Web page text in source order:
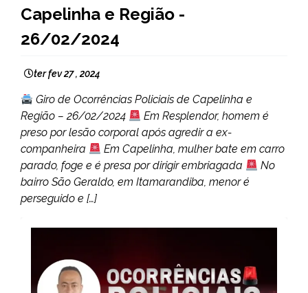
GERAIS
NOTÍCIAS
Capelinha e Região -
26/02/2024
ter fev 27 , 2024
Giro de Ocorrências Policiais de Capelinha e
Região – 26/02/2024
Em Resplendor, homem é
preso por lesão corporal após agredir a ex-
companheira
Em Capelinha, mulher bate em carro
parado, foge e é presa por dirigir embriagada
No
bairro São Geraldo, em Itamarandiba, menor é
perseguido e […]